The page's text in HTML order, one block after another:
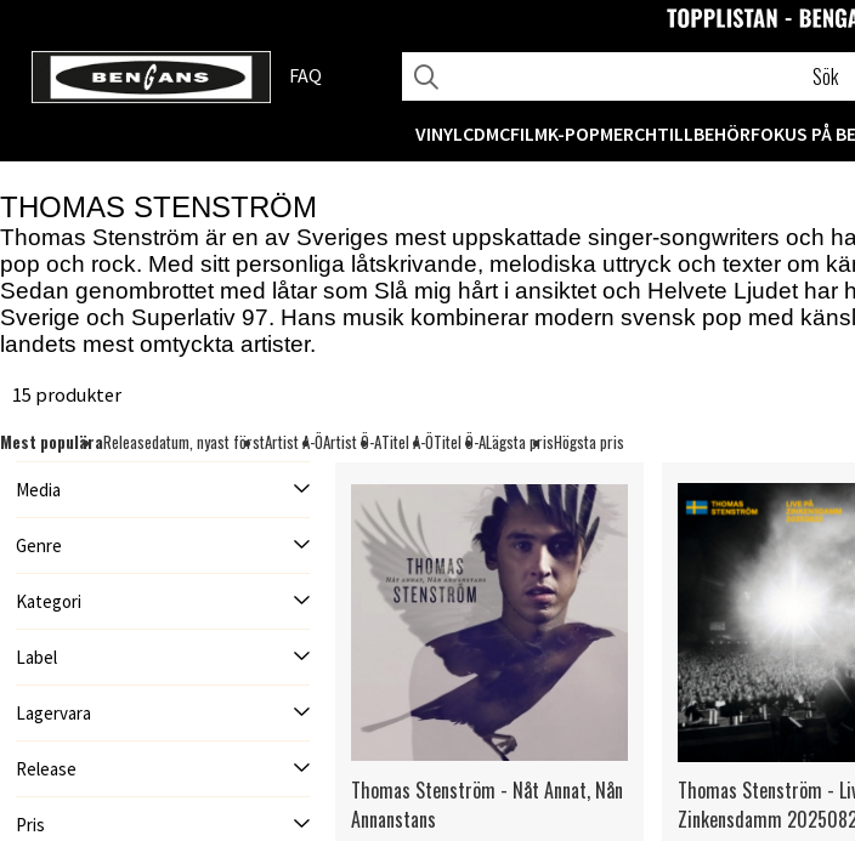
FAQ
VINYLCDMCFILMK-POPMERCHTILLBEHÖRFOKUS PÅ
THOMAS STENSTRÖM
Thomas Stenström är en av Sveriges mest uppskattade singer-songwriters och
pop och rock. Med sitt personliga låtskrivande, melodiska uttryck och texter om
Sedan genombrottet med låtar som Slå mig hårt i ansiktet och Helvete Ljudet
Sverige och Superlativ 97. Hans musik kombinerar modern svensk pop med
landets mest omtyckta artister.
15 produkter
Mest populäraReleasedatum, nyast förstArtist A-ÖArtist Ö-ATitel A-ÖTitel Ö-ALägsta prisHögsta pris
Media
Genre
Kategori
Label
Lagervara
Release
Pris
Thomas Stenström - Nåt Annat, Nån
Annanstans
Thomas Stenström -
Zinkensdamm